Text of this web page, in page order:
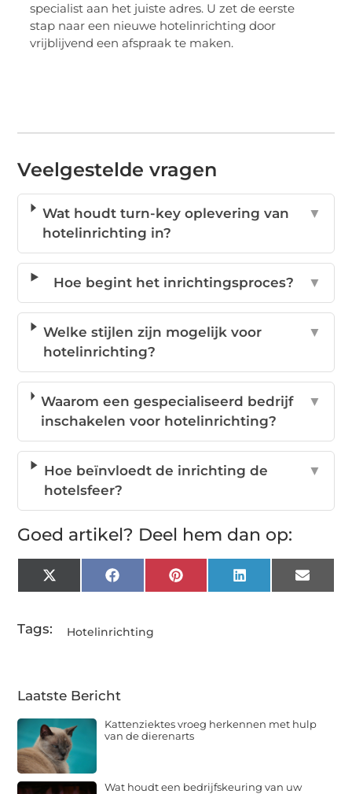
specialist aan het juiste adres. U zet de eerste
stap naar een nieuwe hotelinrichting door
vrijblijvend een afspraak te maken.
Veelgestelde vragen
Wat houdt turn-key oplevering van
hotelinrichting in?
▼
Hoe begint het inrichtingsproces? ▼
Welke stijlen zijn mogelijk voor
hotelinrichting?
▼
Waarom een gespecialiseerd bedrijf
inschakelen voor hotelinrichting?
▼
Hoe beïnvloedt de inrichting de
hotelsfeer?
▼
Goed artikel? Deel hem dan op:
X
(Twitter)
FacebookPinterestLinkedInEmail
Tags: Hotelinrichting
Laatste Bericht
Kattenziektes vroeg herkennen met hulp
van de dierenarts
Wat houdt een bedrijfskeuring van uw